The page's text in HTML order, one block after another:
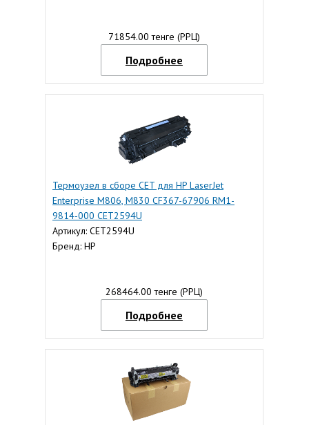
71854.00 тенге (РРЦ)
Подробнее
Термоузел в сборе CET для HP LaserJet
Enterprise M806, M830 CF367-67906 RM1-
9814-000 CET2594U
Артикул: CET2594U
Бренд: HP
268464.00 тенге (РРЦ)
Подробнее